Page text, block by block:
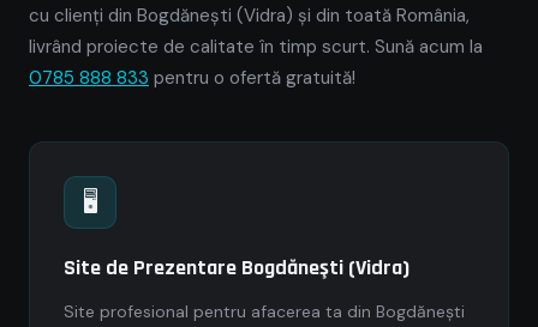
cu clienți din Bogdăneşti (Vidra) și din toată România,
livrând proiecte de calitate în timp scurt. Sună acum la
0785 888 833 pentru o ofertă gratuită!
🖥
Site de Prezentare Bogdăneşti (Vidra)
Site profesional pentru afacerea ta din Bogdăneşti